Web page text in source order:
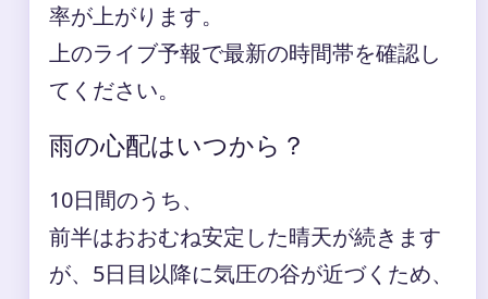
率が上がります。
上のライブ予報で最新の時間帯を確認し
てください。
雨の心配はいつから？
10日間のうち、
前半はおおむね安定した晴天が続きます
が、5日目以降に気圧の谷が近づくため、